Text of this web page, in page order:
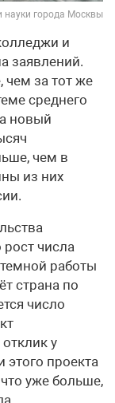
науки города Москвы
и
заявлений.
чем за тот же
среднего
новый
чем в
из них
числа
работы
страна по
число
у
проекта
уже больше,